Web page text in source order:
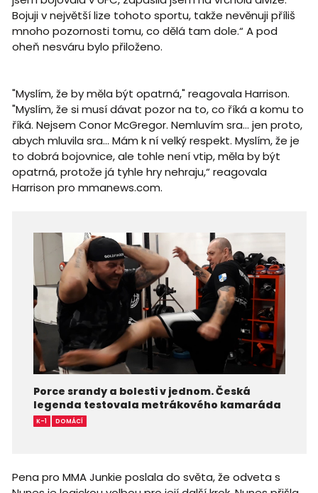
Bojuji v největší lize tohoto sportu, takže nevěnuji příliš
mnoho pozornosti tomu, co dělá tam dole.“ A pod
oheň nesváru bylo přiloženo.
"Myslím, že by měla být opatrná," reagovala Harrison.
"Myslím, že si musí dávat pozor na to, co říká a komu to
říká. Nejsem Conor McGregor. Nemluvím sra… jen proto,
abych mluvila sra... Mám k ní velký respekt. Myslím, že je
to dobrá bojovnice, ale tohle není vtip, měla by být
opatrná, protože já tyhle hry nehraju,“ reagovala
Harrison pro mmanews.com.
Porce srandy a bolesti v jednom. Česká
legenda testovala metrákového kamaráda
K-1 DOMÁCÍ
Pena pro MMA Junkie poslala do světa, že odveta s